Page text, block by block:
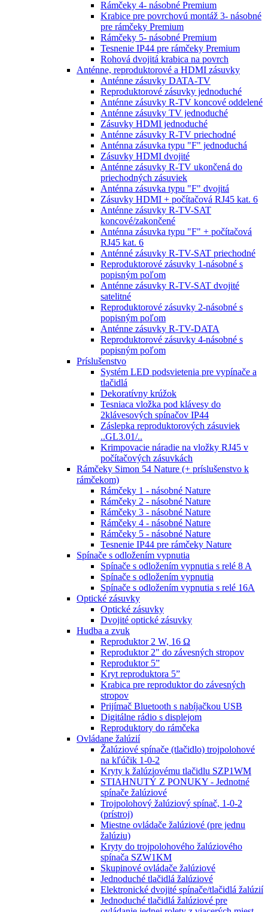
Rámčeky 4- násobné Premium
Krabice pre povrchovú montáž 3- násobné
pre rámčeky Premium
Rámčeky 5- násobné Premium
Tesnenie IP44 pre rámčeky Premium
Rohová dvojitá krabica na povrch
Anténne, reproduktorové a HDMI zásuvky
Anténne zásuvky DATA-TV
Reproduktorové zásuvky jednoduché
Anténne zásuvky R-TV koncové oddelené
Anténne zásuvky TV jednoduché
Zásuvky HDMI jednoduché
Anténne zásuvky R-TV priechodné
Anténna zásuvka typu "F" jednoduchá
Zásuvky HDMI dvojité
Anténne zásuvky R-TV ukončená do
priechodných zásuviek
Anténna zásuvka typu "F" dvojitá
Zásuvky HDMI + počítačová RJ45 kat. 6
Anténne zásuvky R-TV-SAT
koncové/zakončené
Anténna zásuvka typu "F" + počítačová
RJ45 kat. 6
Anténné zásuvky R-TV-SAT priechodné
Reproduktorové zásuvky 1-násobné s
popisným poľom
Anténne zásuvky R-TV-SAT dvojité
satelitné
Reproduktorové zásuvky 2-násobné s
popisným poľom
Anténne zásuvky R-TV-DATA
Reproduktorové zásuvky 4-násobné s
popisným poľom
Príslušenstvo
Systém LED podsvietenia pre vypínače a
tlačidlá
Dekoratívny krúžok
Tesniaca vložka pod klávesy do
2klávesových spínačov IP44
Záslepka reproduktorových zásuviek
..GL3.01/..
Krimpovacie náradie na vložky RJ45 v
počítačových zásuvkách
Rámčeky Simon 54 Nature (+ príslušenstvo k
rámčekom)
Rámčeky 1 - násobné Nature
Rámčeky 2 - násobné Nature
Rámčeky 3 - násobné Nature
Rámčeky 4 - násobné Nature
Rámčeky 5 - násobné Nature
Tesnenie IP44 pre rámčeky Nature
Spínače s odložením vypnutia
Spínače s odložením vypnutia s relé 8 A
Spínače s odložením vypnutia
Spínače s odložením vypnutia s relé 16A
Optické zásuvky
Optické zásuvky
Dvojité optické zásuvky
Hudba a zvuk
Reproduktor 2 W, 16 Ω
Reproduktor 2" do závesných stropov
Reproduktor 5”
Kryt reproduktora 5”
Krabica pre reproduktor do závesných
stropov
Prijímač Bluetooth s nabíjačkou USB
Digitálne rádio s displejom
Reproduktory do rámčeka
Ovládane žalúzií
Žalúziové spínače (tlačidlo) trojpolohové
na kľúčik 1-0-2
Kryty k žalúziovému tlačidlu SZP1WM
STIAHNUTÝ Z PONUKY - Jednotné
spínače žalúziové
Trojpolohový žalúziový spínač, 1-0-2
(prístroj)
Miestne ovládače žalúziové (pre jednu
žalúziu)
Kryty do trojpolohového žalúziového
spínača SZW1KM
Skupinové ovládače žalúziové
Jednoduché tlačidlá žalúziové
Elektronické dvojité spínače/tlačidlá žalúzií
Jednoduché tlačidlá žalúziové pre